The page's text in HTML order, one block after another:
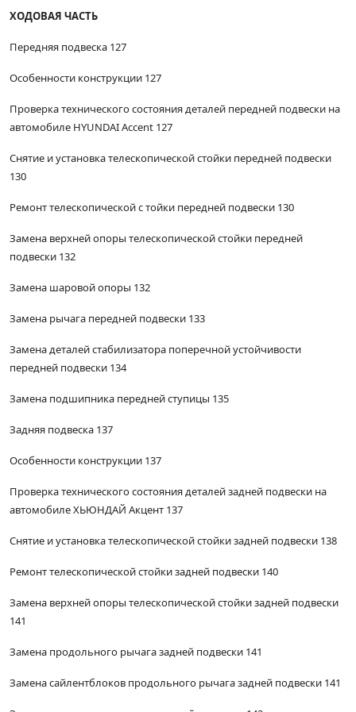
ХОДОВАЯ ЧАСТЬ
Передняя подвеска 127
Особенности конструкции 127
Проверка технического состояния деталей передней подвески на
автомобиле HYUNDAI Accent 127
Снятие и установка телескопической стойки передней подвески
130
Ремонт телескопической с тойки передней подвески 130
Замена верхней опоры телескопической стойки передней
подвески 132
Замена шаровой опоры 132
Замена рычага передней подвески 133
Замена деталей стабилизатора поперечной устойчивости
передней подвески 134
Замена подшипника передней ступицы 135
Задняя подвеска 137
Особенности конструкции 137
Проверка технического состояния деталей задней подвески на
автомобиле ХЬЮНДАЙ Акцент 137
Снятие и установка телескопической стойки задней подвески 138
Ремонт телескопической стойки задней подвески 140
Замена верхней опоры телескопической стойки задней подвески
141
Замена продольного рычага задней подвески 141
Замена сайлентблоков продольного рычага задней подвески 141